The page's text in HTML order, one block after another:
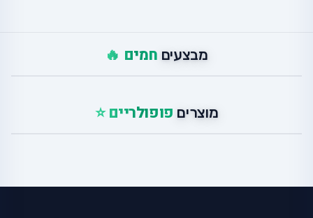
מבצעים חמים 🔥
מוצרים פופולריים ⭐